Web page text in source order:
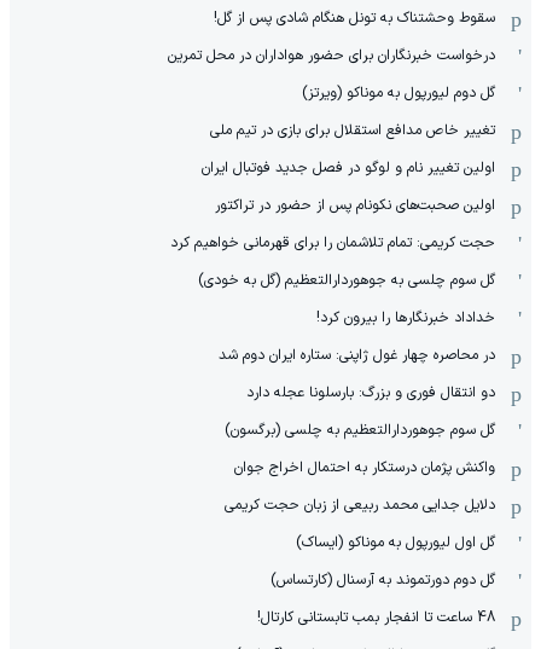
سقوط وحشتناک به تونل هنگام شادی پس از گل!
درخواست خبرنگاران برای حضور هواداران در محل تمرین
گل دوم لیورپول به موناکو (ویرتز)
تغییر خاص مدافع استقلال برای بازی در تیم ملی
اولین تغییر نام و لوگو در فصل جدید فوتبال ایران
اولین صحبت‌های نکونام پس از حضور در تراکتور
حجت کریمی: تمام تلاشمان را برای قهرمانی خواهیم کرد
گل سوم چلسی به جوهوردارالتعظیم (گل به خودی)
خداداد خبرنگارها را بیرون کرد!
در محاصره چهار غول ژاپنی: ستاره ایران دوم شد
دو انتقال فوری و بزرگ: بارسلونا عجله دارد
گل سوم جوهوردارالتعظیم به چلسی (برگسون)
واکنش پژمان درستکار به احتمال اخراج جوان
دلایل جدایی محمد ربیعی از زبان حجت کریمی
گل اول لیورپول به موناکو (ایساک)
گل دوم دورتموند به آرسنال (کارتساس)
48 ساعت تا انفجار بمب تابستانی کارتال!